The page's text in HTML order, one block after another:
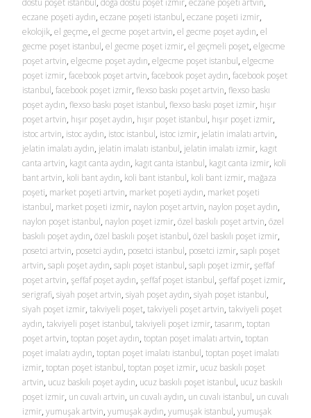
dostu poşet istanbul , doga dostu poşet izmir, eczane poşeti artvin,
eczane poşeti aydın, eczane poşeti istanbul, eczane poşeti izmir,
ekolojik, el geçme, el gecme poşet artvin, el gecme poşet aydın, el
gecme poşet istanbul, el gecme poşet izmir, el geçmeli poşet, elgecme
poşet artvin, elgecme poşet aydın, elgecme poşet istanbul, elgecme
poşet izmir, facebook poşet artvin, facebook poşet aydın, facebook poşet
istanbul, facebook poşet izmir, flexso baskı poşet artvin, flexso baskı
poşet aydın, flexso baskı poşet istanbul, flexso baskı poşet izmir, hışır
poşet artvin, hışır poşet aydın, hışır poşet istanbul, hışır poşet izmir,
istoc artvin, istoc aydın, istoc istanbul, istoc izmir, jelatin imalatı artvin,
jelatin imalatı aydın, jelatin imalatı istanbul, jelatin imalatı izmir, kagıt
canta artvin, kagıt canta aydın, kagıt canta istanbul, kagıt canta izmir, koli
bant artvin, koli bant aydın, koli bant istanbul, koli bant izmir, mağaza
poşeti, market poşeti artvin, market poşeti aydın, market poşeti
istanbul, market poşeti izmir, naylon poşet artvin, naylon poşet aydın,
naylon poşet istanbul, naylon poşet izmir, özel baskılı poşet artvin, özel
baskılı poşet aydın, özel baskılı poşet istanbul, özel baskılı poşet izmir,
posetci artvin, posetci aydın, posetci istanbul, posetci izmir, saplı poşet
artvin, saplı poşet aydın, saplı poşet istanbul, saplı poşet izmir, şeffaf
poşet artvin, şeffaf poşet aydın, şeffaf poşet istanbul, şeffaf poşet izmir,
serigrafi, siyah poşet artvin, siyah poşet aydın, siyah poşet istanbul,
siyah poşet izmir, takviyeli poşet, takviyeli poşet artvin, takviyeli poşet
aydın, takviyeli poşet istanbul, takviyeli poşet izmir, tasarım, toptan
poşet artvin, toptan poşet aydın, toptan poşet imalatı artvin, toptan
poşet imalatı aydın, toptan poşet imalatı istanbul, toptan poşet imalatı
izmir, toptan poşet istanbul, toptan poşet izmir, ucuz baskılı poşet
artvin, ucuz baskılı poşet aydın, ucuz baskılı poşet istanbul, ucuz baskılı
poşet izmir, un cuvalı artvin, un cuvalı aydın, un cuvalı istanbul, un cuvalı
izmir, yumuşak artvin, yumuşak aydın, yumuşak istanbul, yumuşak